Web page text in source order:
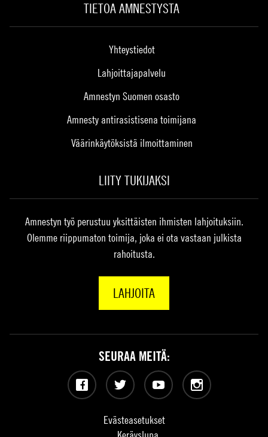
TIETOA AMNESTYSTA
Yhteystiedot
Lahjoittajapalvelu
Amnestyn Suomen osasto
Amnesty antirasistisena toimijana
Väärinkäytöksistä ilmoittaminen
LIITY TUKIJAKSI
Amnestyn työ perustuu yksittäisten ihmisten lahjoituksiin.
Olemme riippumaton toimija, joka ei ota vastaan julkista
rahoitusta.
LAHJOITA
Evästeasetukset
SEURAA MEITÄ:
Facebook Twitter YouTubeInstagram